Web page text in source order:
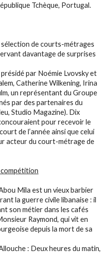
Tchèque, Portugal.
de courts-métrages
davantage de surprises
par Noémie Lvovsky et
Catherine Wilkening, Irina
un représentant du Groupe
par des partenaires du
Studio Magazine). Dix
pour recevoir le
de l’année ainsi que celui
acteur du court-métrage de
Mila est un vieux barbier
la guerre civile libanaise : il
son métier dans les cafés
Raymond, qui vit en
depuis la mort de sa
: Deux heures du matin,